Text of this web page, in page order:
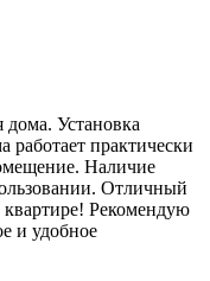
дома. Установка
работает практически
Наличие
Отличный
Рекомендую
и удобное